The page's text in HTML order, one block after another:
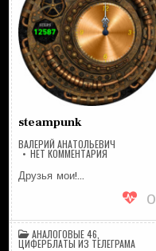
steampunk
ВАЛЕРИЙ АНАТОЛЬЕВИЧ
НЕТ КОММЕНТАРИЯНА
Друзья мои!…
0
АНАЛОГОВЫЕ 46
ЦИФЕРБЛАТЫ ИЗ ТЕЛЕГРАМА